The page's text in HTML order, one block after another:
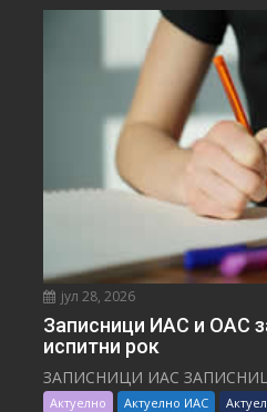
јул 28, 2026
Записници ИАС и ОАС
испитни рок
ЗАПИСНИЦИ ИАС
Актуелно Актуелно ИАС